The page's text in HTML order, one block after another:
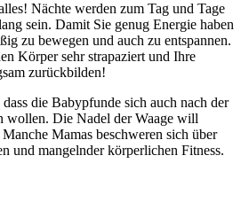
Nächte werden zum Tag und Tage
sein. Damit Sie genug Energie haben
zu bewegen und auch zu entspannen.
Körper sehr strapaziert und Ihre
zurückbilden!
die Babypfunde sich auch nach der
wollen. Die Nadel der Waage will
Mamas beschweren sich über
und mangelnder körperlichen Fitness.